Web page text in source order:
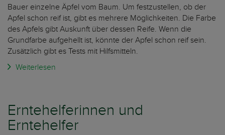
Bauer einzelne Äpfel vom Baum. Um festzustellen, ob der
Apfel schon reif ist, gibt es mehrere Möglichkeiten. Die Farbe
des Apfels gibt Auskunft über dessen Reife. Wenn die
Grundfarbe aufgehellt ist, könnte der Apfel schon reif sein.
Zusätzlich gibt es Tests mit Hilfsmitteln.
Weiterlesen
Erntehelferinnen und
Erntehelfer